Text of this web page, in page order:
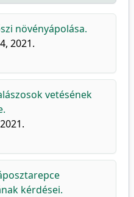
növényápolása.
2021.
vetésének
kérdései.